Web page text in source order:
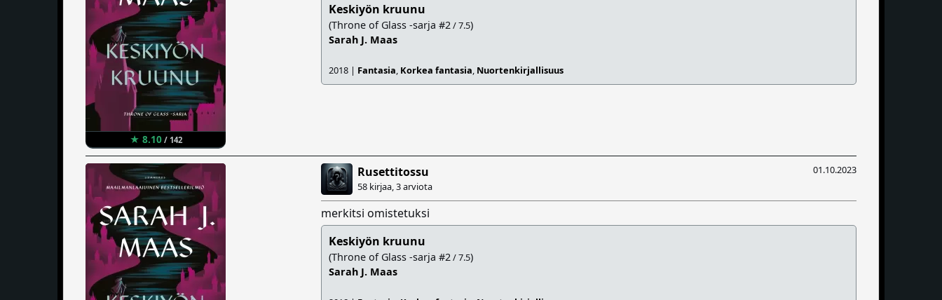
★ 8.10/ 142
Keskiyön kruunu
(Throne of Glass -sarja #2/ 7.5)
Sarah J. Maas
2018 | Fantasia, Korkea fantasia, Nuortenkirjallisuus
01.10.2023
Rusettitossu
58 kirjaa, 3 arviota
merkitsi omistetuksi
Keskiyön kruunu
(Throne of Glass -sarja #2/ 7.5)
Sarah J. Maas